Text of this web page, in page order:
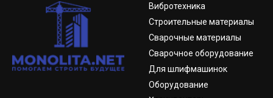
Вибротехника
Строительные материалы
Сварочные материалы
Сварочное оборудование
Для шлифмашинок
Оборудование